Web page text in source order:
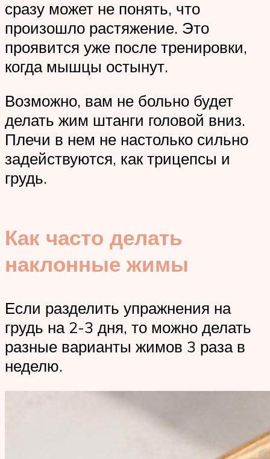
сразу может не понять, что
произошло растяжение. Это
проявится уже после тренировки,
когда мышцы остынут.
Возможно, вам не больно будет
делать жим штанги головой вниз.
Плечи в нем не настолько сильно
задействуются, как трицепсы и
грудь.
Как часто делать
наклонные жимы
Если разделить упражнения на
грудь на 2-3 дня, то можно делать
разные варианты жимов 3 раза в
неделю.